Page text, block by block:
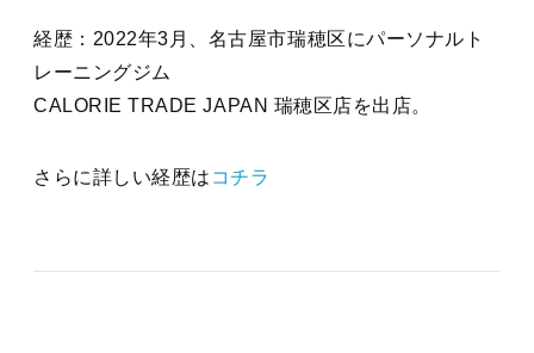
経歴：2022年3月、名古屋市瑞穂区にパーソナルト
レーニングジム
CALORIE TRADE JAPAN 瑞穂区店を出店。
さらに詳しい経歴は コチラ